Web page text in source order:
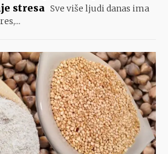
stresa Sve više ljudi danas ima